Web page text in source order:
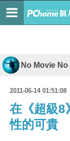
No Movie
2011-06-14 01:51:08
在《超級8
性的可貴